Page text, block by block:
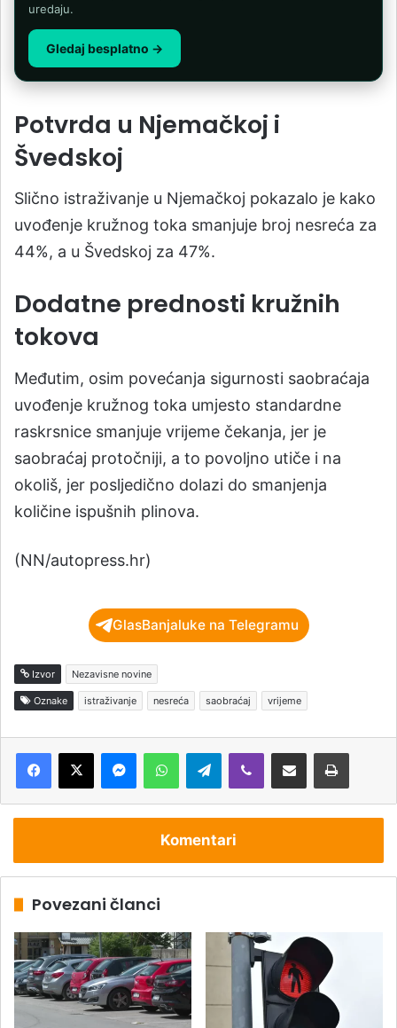
uredaju.
Gledaj besplatno →
Potvrda u Njemačkoj i
Švedskoj
Slično istraživanje u Njemačkoj pokazalo je kako
uvođenje kružnog toka smanjuje broj nesreća za
44%, a u Švedskoj za 47%.
Dodatne prednosti kružnih
tokova
Međutim, osim povećanja sigurnosti saobraćaja
uvođenje kružnog toka umjesto standardne
raskrsnice smanjuje vrijeme čekanja, jer je
saobraćaj protočniji, a to povoljno utiče i na
okoliš, jer posljedično dolazi do smanjenja
količine ispušnih plinova.
(NN/autopress.hr)
GlasBanjaluke na Telegramu
Izvor Nezavisne novine
Oznake istraživanje nesreća saobraćaj vrijeme
Telegram
Komentari
Povezani članci